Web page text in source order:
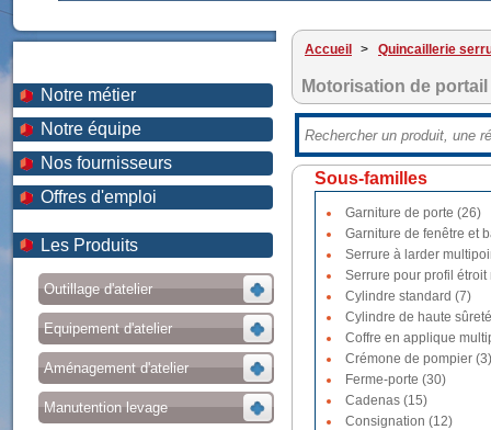
Notre métier
Notre équipe
Nos fournisseurs
Offres d'emploi
Les Produits
Outillage d'atelier
Equipement d'atelier
Aménagement d'atelier
Manutention levage
Accueil > Quincaillerie
Motorisation de portail
Sous-familles
Garniture de porte (26)
Garniture de fenêtre et
Serrure à larder
Serrure pour profil étroit
Cylindre standard (7)
Cylindre de haute
Coffre en applique
Crémone de pompier (3)
Ferme-porte (30)
Cadenas (15)
Consignation (12)